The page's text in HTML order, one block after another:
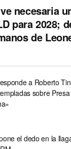
necesaria
para 2028;
de
a Roberto
sobre
el dedo en la